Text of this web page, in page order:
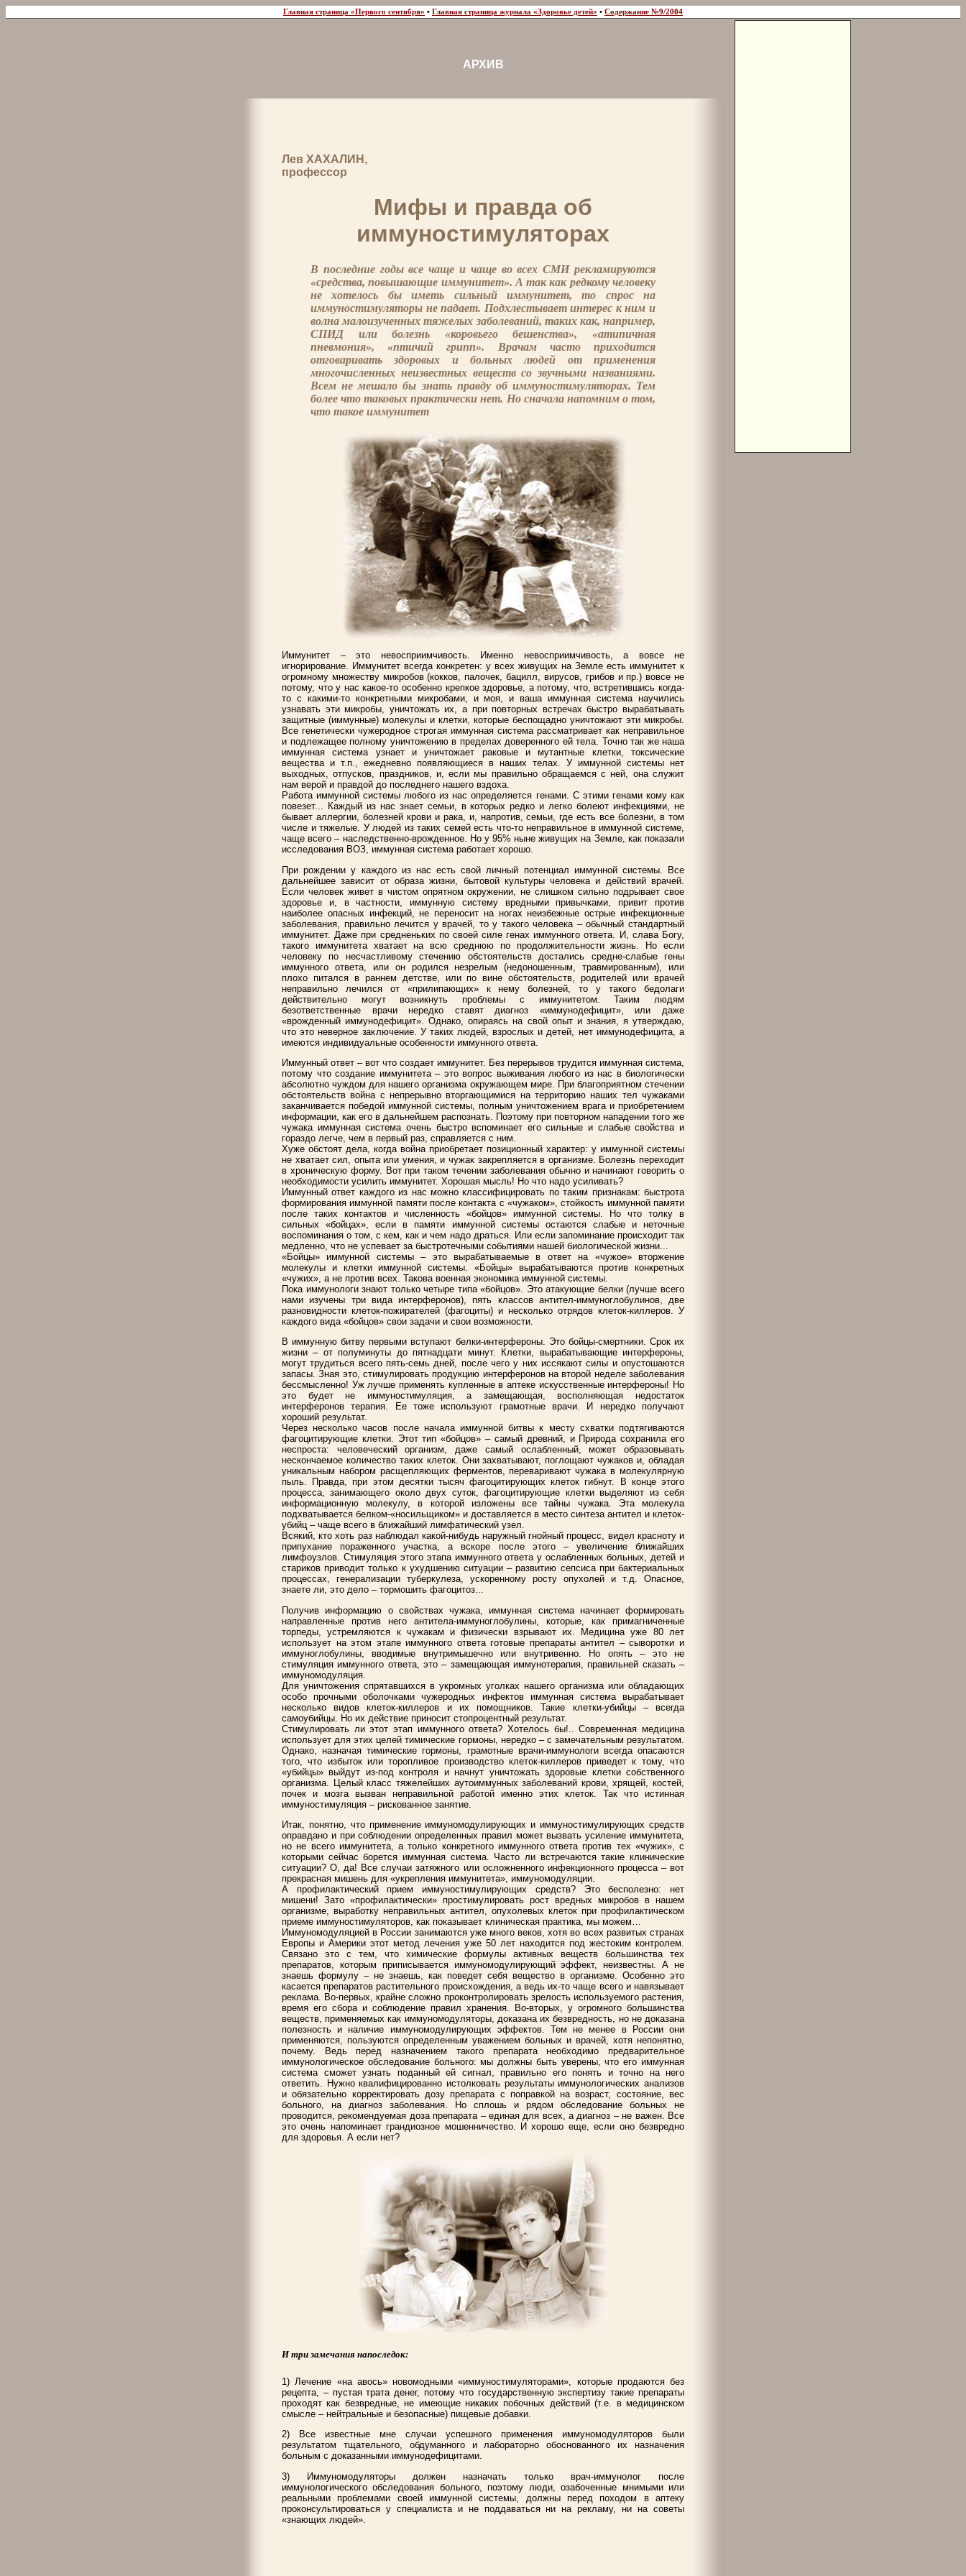
Главная страница «Первого сентября» • Главная страница журнала «Здоровье детей» • Содержание №9/2004
АРХИВ
Лев ХАХАЛИН,
профессор
Мифы и правда об
иммуностимуляторах
В последние годы все чаще и чаще во всех СМИ рекламируются
«средства, повышающие иммунитет». А так как редкому человеку
не хотелось бы иметь сильный иммунитет, то спрос на
иммуностимуляторы не падает. Подхлестывает интерес к ним и
волна малоизученных тяжелых заболеваний, таких как, например,
СПИД или болезнь «коровьего бешенства», «атипичная
пневмония», «птичий грипп». Врачам часто приходится
отговаривать здоровых и больных людей от применения
многочисленных неизвестных веществ со звучными названиями.
Всем не мешало бы знать правду об иммуностимуляторах. Тем
более что таковых практически нет. Но сначала напомним о том,
что такое иммунитет
Иммунитет – это невосприимчивость. Именно невосприимчивость, а вовсе не
игнорирование. Иммунитет всегда конкретен: у всех живущих на Земле есть иммунитет к
огромному множеству микробов (кокков, палочек, бацилл, вирусов, грибов и пр.) вовсе не
потому, что у нас какое-то особенно крепкое здоровье, а потому, что, встретившись когда-
то с какими-то конкретными микробами, и моя, и ваша иммунная система научились
узнавать эти микробы, уничтожать их, а при повторных встречах быстро вырабатывать
защитные (иммунные) молекулы и клетки, которые беспощадно уничтожают эти микробы.
Все генетически чужеродное строгая иммунная система рассматривает как неправильное
и подлежащее полному уничтожению в пределах доверенного ей тела. Точно так же наша
иммунная система узнает и уничтожает раковые и мутантные клетки, токсические
вещества и т.п., ежедневно появляющиеся в наших телах. У иммунной системы нет
выходных, отпусков, праздников, и, если мы правильно обращаемся с ней, она служит
нам верой и правдой до последнего нашего вздоха.
Работа иммунной системы любого из нас определяется генами. С этими генами кому как
повезет... Каждый из нас знает семьи, в которых редко и легко болеют инфекциями, не
бывает аллергии, болезней крови и рака, и, напротив, семьи, где есть все болезни, в том
числе и тяжелые. У людей из таких семей есть что-то неправильное в иммунной системе,
чаще всего – наследственно-врожденное. Но у 95% ныне живущих на Земле, как показали
исследования ВОЗ, иммунная система работает хорошо.
При рождении у каждого из нас есть свой личный потенциал иммунной системы. Все
дальнейшее зависит от образа жизни, бытовой культуры человека и действий врачей.
Если человек живет в чистом опрятном окружении, не слишком сильно подрывает свое
здоровье и, в частности, иммунную систему вредными привычками, привит против
наиболее опасных инфекций, не переносит на ногах неизбежные острые инфекционные
заболевания, правильно лечится у врачей, то у такого человека – обычный стандартный
иммунитет. Даже при средненьких по своей силе генах иммунного ответа. И, слава Богу,
такого иммунитета хватает на всю среднюю по продолжительности жизнь. Но если
человеку по несчастливому стечению обстоятельств достались средне-слабые гены
иммунного ответа, или он родился незрелым (недоношенным, травмированным), или
плохо питался в раннем детстве, или по вине обстоятельств, родителей или врачей
неправильно лечился от «прилипающих» к нему болезней, то у такого бедолаги
действительно могут возникнуть проблемы с иммунитетом. Таким людям
безответственные врачи нередко ставят диагноз «иммунодефицит», или даже
«врожденный иммунодефицит». Однако, опираясь на свой опыт и знания, я утверждаю,
что это неверное заключение. У таких людей, взрослых и детей, нет иммунодефицита, а
имеются индивидуальные особенности иммунного ответа.
Иммунный ответ – вот что создает иммунитет. Без перерывов трудится иммунная система,
потому что создание иммунитета – это вопрос выживания любого из нас в биологически
абсолютно чуждом для нашего организма окружающем мире. При благоприятном стечении
обстоятельств война с непрерывно вторгающимися на территорию наших тел чужаками
заканчивается победой иммунной системы, полным уничтожением врага и приобретением
информации, как его в дальнейшем распознать. Поэтому при повторном нападении того же
чужака иммунная система очень быстро вспоминает его сильные и слабые свойства и
гораздо легче, чем в первый раз, справляется с ним.
Хуже обстоят дела, когда война приобретает позиционный характер: у иммунной системы
не хватает сил, опыта или умения, и чужак закрепляется в организме. Болезнь переходит
в хроническую форму. Вот при таком течении заболевания обычно и начинают говорить о
необходимости усилить иммунитет. Хорошая мысль! Но что надо усиливать?
Иммунный ответ каждого из нас можно классифицировать по таким признакам: быстрота
формирования иммунной памяти после контакта с «чужаком», стойкость иммунной памяти
после таких контактов и численность «бойцов» иммунной системы. Но что толку в
сильных «бойцах», если в памяти иммунной системы остаются слабые и неточные
воспоминания о том, с кем, как и чем надо драться. Или если запоминание происходит так
медленно, что не успевает за быстротечными событиями нашей биологической жизни...
«Бойцы» иммунной системы – это вырабатываемые в ответ на «чужое» вторжение
молекулы и клетки иммунной системы. «Бойцы» вырабатываются против конкретных
«чужих», а не против всех. Такова военная экономика иммунной системы.
Пока иммунологи знают только четыре типа «бойцов». Это атакующие белки (лучше всего
нами изучены три вида интерферонов), пять классов антител-иммуноглобулинов, две
разновидности клеток-пожирателей (фагоциты) и несколько отрядов клеток-киллеров. У
каждого вида «бойцов» свои задачи и свои возможности.
В иммунную битву первыми вступают белки-интерфероны. Это бойцы-смертники. Срок их
жизни – от полуминуты до пятнадцати минут. Клетки, вырабатывающие интерфероны,
могут трудиться всего пять-семь дней, после чего у них иссякают силы и опустошаются
запасы. Зная это, стимулировать продукцию интерферонов на второй неделе заболевания
бессмысленно! Уж лучше применять купленные в аптеке искусственные интерфероны! Но
это будет не иммуностимуляция, а замещающая, восполняющая недостаток
интерферонов терапия. Ее тоже используют грамотные врачи. И нередко получают
хороший результат.
Через несколько часов после начала иммунной битвы к месту схватки подтягиваются
фагоцитирующие клетки. Этот тип «бойцов» – самый древний, и Природа сохранила его
неспроста: человеческий организм, даже самый ослабленный, может образовывать
нескончаемое количество таких клеток. Они захватывают, поглощают чужаков и, обладая
уникальным набором расщепляющих ферментов, переваривают чужака в молекулярную
пыль. Правда, при этом десятки тысяч фагоцитирующих клеток гибнут. В конце этого
процесса, занимающего около двух суток, фагоцитирующие клетки выделяют из себя
информационную молекулу, в которой изложены все тайны чужака. Эта молекула
подхватывается белком-«носильщиком» и доставляется в место синтеза антител и клеток-
убийц – чаще всего в ближайший лимфатический узел.
Всякий, кто хоть раз наблюдал какой-нибудь наружный гнойный процесс, видел красноту и
припухание пораженного участка, а вскоре после этого – увеличение ближайших
лимфоузлов. Стимуляция этого этапа иммунного ответа у ослабленных больных, детей и
стариков приводит только к ухудшению ситуации – развитию сепсиса при бактериальных
процессах, генерализации туберкулеза, ускоренному росту опухолей и т.д. Опасное,
знаете ли, это дело – тормошить фагоцитоз...
Получив информацию о свойствах чужака, иммунная система начинает формировать
направленные против него антитела-иммуноглобулины, которые, как примагниченные
торпеды, устремляются к чужакам и физически взрывают их. Медицина уже 80 лет
использует на этом этапе иммунного ответа готовые препараты антител – сыворотки и
иммуноглобулины, вводимые внутримышечно или внутривенно. Но опять – это не
стимуляция иммунного ответа, это – замещающая иммунотерапия, правильней сказать –
иммуномодуляция.
Для уничтожения спрятавшихся в укромных уголках нашего организма или обладающих
особо прочными оболочками чужеродных инфектов иммунная система вырабатывает
несколько видов клеток-киллеров и их помощников. Такие клетки-убийцы – всегда
самоубийцы. Но их действие приносит стопроцентный результат.
Стимулировать ли этот этап иммунного ответа? Хотелось бы!.. Современная медицина
использует для этих целей тимические гормоны, нередко – с замечательным результатом.
Однако, назначая тимические гормоны, грамотные врачи-иммунологи всегда опасаются
того, что избыток или торопливое производство клеток-киллеров приведет к тому, что
«убийцы» выйдут из-под контроля и начнут уничтожать здоровые клетки собственного
организма. Целый класс тяжелейших аутоиммунных заболеваний крови, хрящей, костей,
почек и мозга вызван неправильной работой именно этих клеток. Так что истинная
иммуностимуляция – рискованное занятие.
Итак, понятно, что применение иммуномодулирующих и иммуностимулирующих средств
оправдано и при соблюдении определенных правил может вызвать усиление иммунитета,
но не всего иммунитета, а только конкретного иммунного ответа против тех «чужих», с
которыми сейчас борется иммунная система. Часто ли встречаются такие клинические
ситуации? О, да! Все случаи затяжного или осложненного инфекционного процесса – вот
прекрасная мишень для «укрепления иммунитета», иммуномодуляции.
А профилактический прием иммуностимулирующих средств? Это бесполезно: нет
мишени! Зато «профилактически» простимулировать рост вредных микробов в нашем
организме, выработку неправильных антител, опухолевых клеток при профилактическом
приеме иммуностимуляторов, как показывает клиническая практика, мы можем…
Иммуномодуляцией в России занимаются уже много веков, хотя во всех развитых странах
Европы и Америки этот метод лечения уже 50 лет находится под жестоким контролем.
Связано это с тем, что химические формулы активных веществ большинства тех
препаратов, которым приписывается иммуномодулирующий эффект, неизвестны. А не
знаешь формулу – не знаешь, как поведет себя вещество в организме. Особенно это
касается препаратов растительного происхождения, а ведь их-то чаще всего и навязывает
реклама. Во-первых, крайне сложно проконтролировать зрелость используемого растения,
время его сбора и соблюдение правил хранения. Во-вторых, у огромного большинства
веществ, применяемых как иммуномодуляторы, доказана их безвредность, но не доказана
полезность и наличие иммуномодулирующих эффектов. Тем не менее в России они
применяются, пользуются определенным уважением больных и врачей, хотя непонятно,
почему. Ведь перед назначением такого препарата необходимо предварительное
иммунологическое обследование больного: мы должны быть уверены, что его иммунная
система сможет узнать поданный ей сигнал, правильно его понять и точно на него
ответить. Нужно квалифицированно истолковать результаты иммунологических анализов
и обязательно корректировать дозу препарата с поправкой на возраст, состояние, вес
больного, на диагноз заболевания. Но сплошь и рядом обследование больных не
проводится, рекомендуемая доза препарата – единая для всех, а диагноз – не важен. Все
это очень напоминает грандиозное мошенничество. И хорошо еще, если оно безвредно
для здоровья. А если нет?
И три замечания напоследок:
1) Лечение «на авось» новомодными «иммуностимуляторами», которые продаются без
рецепта, – пустая трата денег, потому что государственную экспертизу такие препараты
проходят как безвредные, не имеющие никаких побочных действий (т.е. в медицинском
смысле – нейтральные и безопасные) пищевые добавки.
2) Все известные мне случаи успешного применения иммуномодуляторов были
результатом тщательного, обдуманного и лабораторно обоснованного их назначения
больным с доказанными иммунодефицитами.
3) Иммуномодуляторы должен назначать только врач-иммунолог после
иммунологического обследования больного, поэтому люди, озабоченные мнимыми или
реальными проблемами своей иммунной системы, должны перед походом в аптеку
проконсультироваться у специалиста и не поддаваться ни на рекламу, ни на советы
«знающих людей».